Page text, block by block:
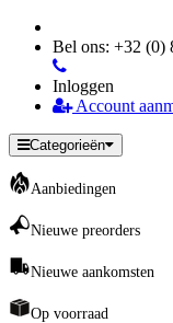
Bel ons: +32 (0)
Inloggen
Account
Categorieën
Aanbiedingen
Nieuwe preorders
Nieuwe aankomsten
Op voorraad